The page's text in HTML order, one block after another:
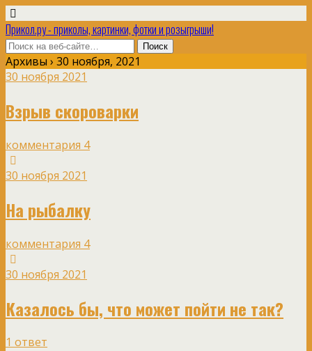
Прикол.ру - приколы, картинки, фотки и розыгрыши!
Архивы › 30 ноября, 2021
30 ноября 2021
Взрыв скороварки
комментария 4
30 ноября 2021
На рыбалку
комментария 4
30 ноября 2021
Казалось бы, что может пойти не так?
1 ответ